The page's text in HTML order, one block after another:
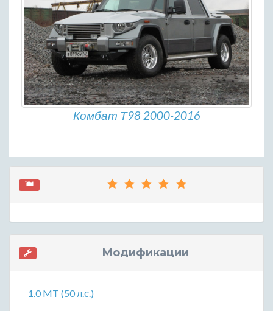
Комбат Т98 2000-2016
Модификации
1.0 MT (50 л.с.)